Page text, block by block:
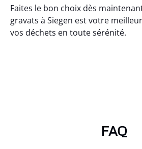
Faites le bon choix dès
gravats à Siegen est votre
vos déchets en toute sérénité.
FAQ